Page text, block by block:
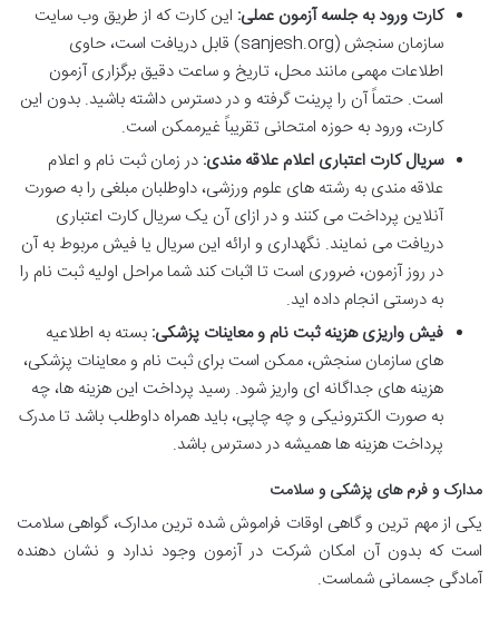
کارت ورود به جلسه آزمون عملی: این کارت که از طریق وب سایت
سازمان سنجش (sanjesh.org) قابل دریافت است، حاوی
اطلاعات مهمی مانند محل، تاریخ و ساعت دقیق برگزاری آزمون
است. حتماً آن را پرینت گرفته و در دسترس داشته باشید. بدون این
کارت، ورود به حوزه امتحانی تقریباً غیرممکن است.
سریال کارت اعتباری اعلام علاقه مندی: در زمان ثبت نام و اعلام
علاقه مندی به رشته های علوم ورزشی، داوطلبان مبلغی را به صورت
آنلاین پرداخت می کنند و در ازای آن یک سریال کارت اعتباری
دریافت می نمایند. نگهداری و ارائه این سریال یا فیش مربوط به آن
در روز آزمون، ضروری است تا اثبات کند شما مراحل اولیه ثبت نام را
به درستی انجام داده اید.
فیش واریزی هزینه ثبت نام و معاینات پزشکی: بسته به اطلاعیه
های سازمان سنجش، ممکن است برای ثبت نام و معاینات پزشکی،
هزینه های جداگانه ای واریز شود. رسید پرداخت این هزینه ها، چه
به صورت الکترونیکی و چه چاپی، باید همراه داوطلب باشد تا مدرک
پرداخت هزینه ها همیشه در دسترس باشد.
مدارک و فرم های پزشکی و سلامت
یکی از مهم ترین و گاهی اوقات فراموش شده ترین مدارک، گواهی سلامت
است که بدون آن امکان شرکت در آزمون وجود ندارد و نشان دهنده
آمادگی جسمانی شماست.